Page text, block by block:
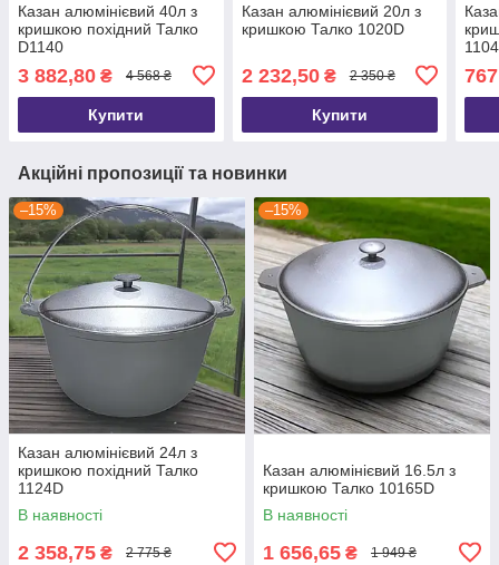
Казан алюмінієвий 40л з
кришкою похідний Талко
D1140
3 882,80 ₴ 4 568 ₴
Купити
Казан алюмінієвий 20л з
кришкою Талко 1020D
2 232,50₴ 2 350 ₴
Купити
Акційні пропозиції та новинки
–15%
Казан алюмінієвий 24л з
кришкою похідний Талко
1124D
В наявності
2 358,75 ₴ 2 775 ₴
–15%
Казан алюмінієвий 16.5л з
кришкою Талко 10165D
В наявності
1 656,65 ₴ 1 949 ₴